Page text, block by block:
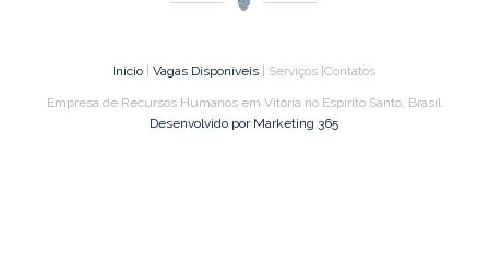
Início |Vagas Disponíveis | Serviços |Contatos
Empresa de Recursos Humanos em Vitória no Espírito Santo, Brasil
Desenvolvido por Marketing 365